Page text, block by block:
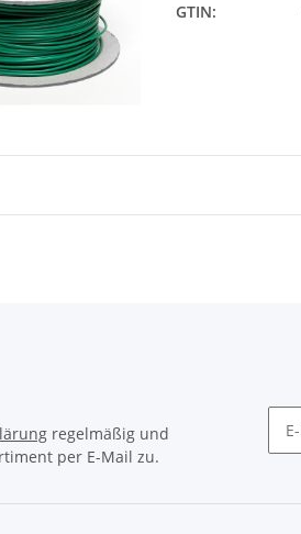
GTIN:
regelmäßig und
per E-Mail zu.